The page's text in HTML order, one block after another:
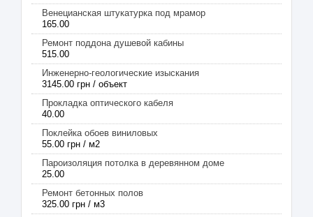
Венецианская штукатурка под мрамор
165.00
Ремонт поддона душевой кабины
515.00
Инженерно-геологические изыскания
3145.00 грн / объект
Прокладка оптического кабеля
40.00
Поклейка обоев виниловых
55.00 грн / м2
Пароизоляция потолка в деревянном доме
25.00
Ремонт бетонных полов
325.00 грн / м3